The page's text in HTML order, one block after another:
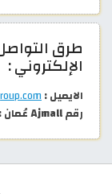
طرق
الإلكتروني :
الايميل :
رقم Ajmall عُمان :